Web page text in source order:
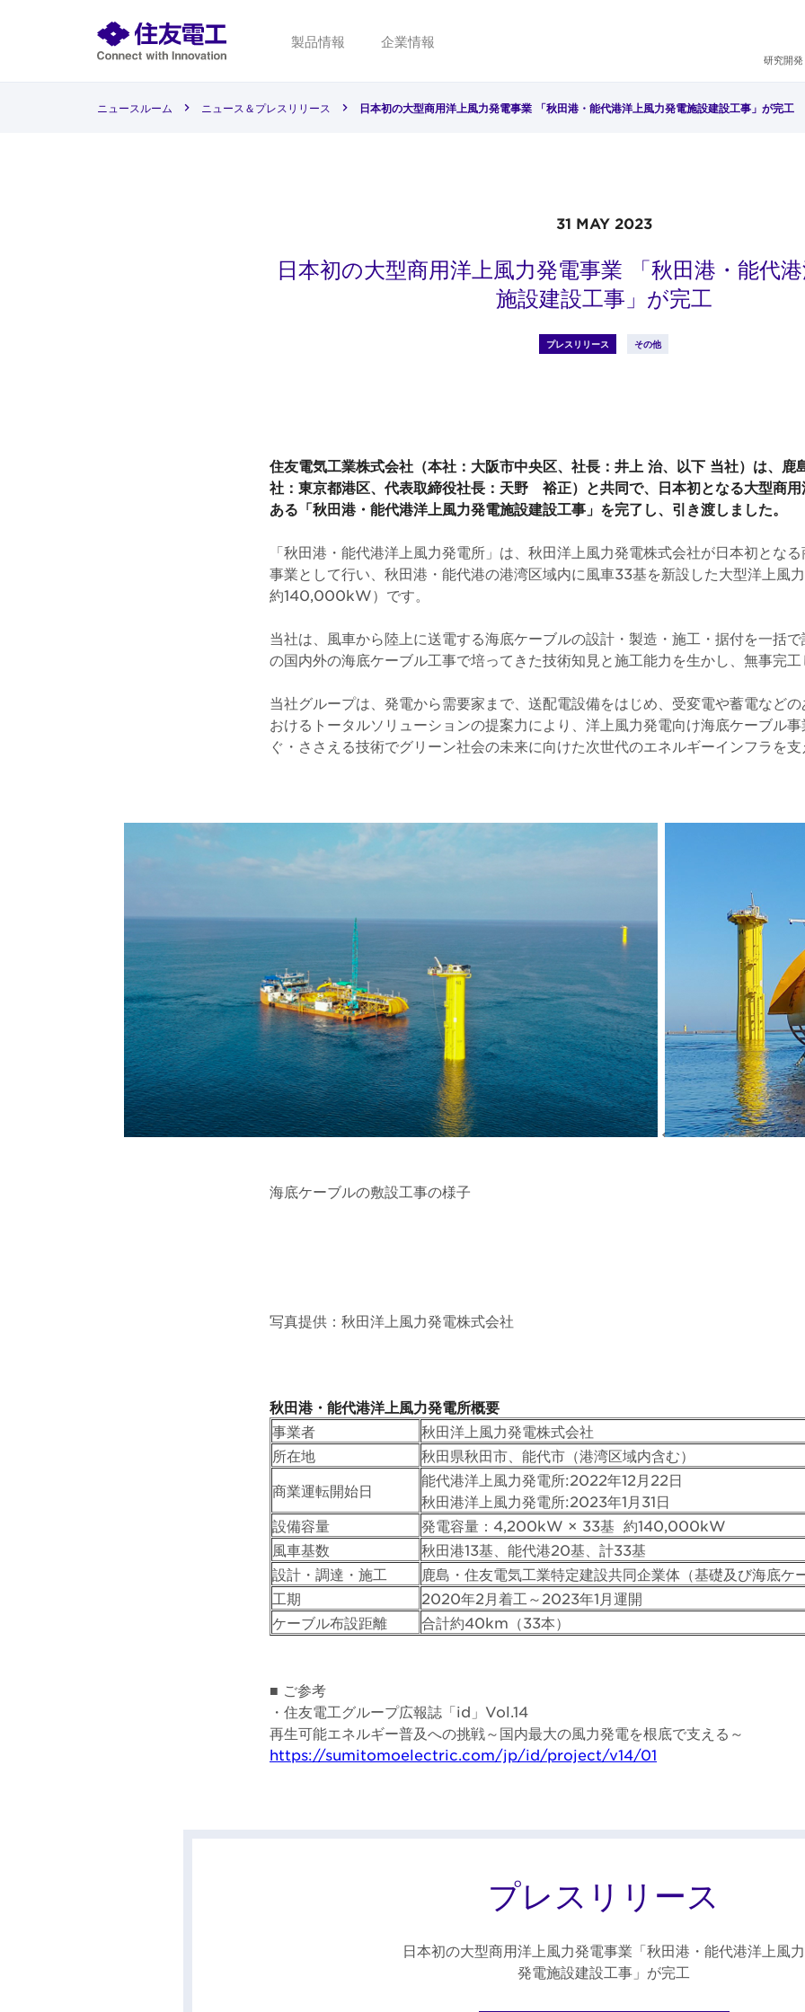
製品情報 企業情報
研究開発
ニュースルーム ニュース＆プレスリリース 日本初の大型商用洋上風力発電事業 「秋田港・能代港洋上風力発電施設建設工事」が完工
31 MAY 2023
日本初の大型商用洋上風力発電事業 「秋田港・能代
施設建設工事」が完工
プレスリリース その他
住友電気工業株式会社（本社：大阪市中央区、社長：井上 治、以下 当社）は、鹿
社：東京都港区、代表取締役社長：天野 裕正）と共同で、日本初となる大型商
ある「秋田港・能代港洋上風力発電施設建設工事」を完了し、引き渡しました。
「秋田港・能代港洋上風力発電所」は、秋田洋上風力発電株式会社が日本初とな
事業として行い、秋田港・能代港の港湾区域内に風車33基を新設した大型洋上風
約140,000kW）です。
当社は、風車から陸上に送電する海底ケーブルの設計・製造・施工・据付を一括
の国内外の海底ケーブル工事で培ってきた技術知見と施工能力を生かし、無事完
当社グループは、発電から需要家まで、送配電設備をはじめ、受変電や蓄電など
おけるトータルソリューションの提案力により、洋上風力発電向け海底ケーブル
ぐ・ささえる技術でグリーン社会の未来に向けた次世代のエネルギーインフラを
海底ケーブルの敷設工事の様子
写真提供：秋田洋上風力発電株式会社
秋田港・能代港洋上風力発電所概要
事業者
秋田洋上風力発電株式会社
所在地
秋田県秋田市、能代市（港湾区域内含む）
商業運転開始日
能代港洋上風力発電所:2022年12月22日
秋田港洋上風力発電所:2023年1月31日
設備容量
発電容量：4,200kW × 33基 約140,000kW
風車基数
秋田港13基、能代港20基、計33基
設計・調達・施工
鹿島・住友電気工業特定建設共同企業体（基礎及び海底ケ
工期
2020年2月着工～2023年1月運開
ケーブル布設距離
合計約40km（33本）
■ ご参考
・住友電工グループ広報誌「id」Vol.14
再生可能エネルギー普及への挑戦～国内最大の風力発電を根底で支える～
https://sumitomoelectric.com/jp/id/project/v14/01
プレスリリース
日本初の大型商用洋上風力発電事業「秋田港・能代港洋上風力
発電施設建設工事」が完工